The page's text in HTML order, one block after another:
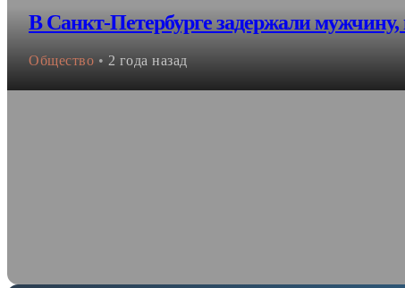
В Санкт-Петербурге задержали мужчину,
Общество • 2 года назад